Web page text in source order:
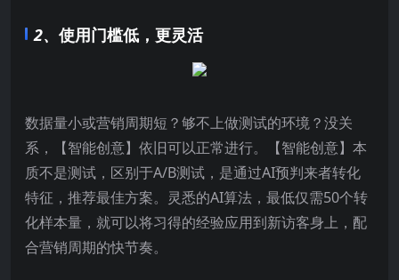
2、 使用门槛低，更灵活
数据量小或营销周期短？够不上做测试的环境？没关
系，【智能创意】依旧可以正常进行。【智能创意】本
质不是测试，区别于A/B测试，是通过AI预判来者转化
特征，推荐最佳方案。灵悉的AI算法，最低仅需50个转
化样本量，就可以将习得的经验应用到新访客身上，配
合营销周期的快节奏。